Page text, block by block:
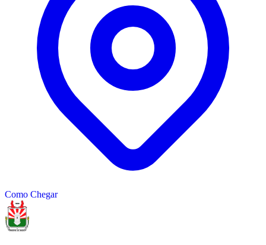
Como Chegar